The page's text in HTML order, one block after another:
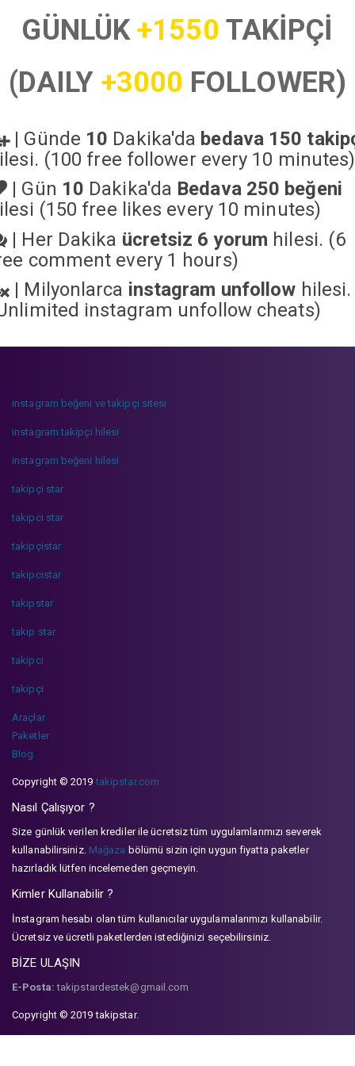
GÜNLÜK+1550 TAKİPÇİ
(DAILY +3000 FOLLOWER)
| Günde 10 Dakika'da bedava 150
(100 free follower every 10 minutes)
| Gün 10 Dakika'da Bedava 250 beğeni
(150 free likes every 10 minutes)
| Her Dakika ücretsiz 6 yorum hilesi. (6
comment every 1 hours)
| Milyonlarca instagram unfollow hilesi.
instagram unfollow cheats)
instagram beğeni ve takipçi sitesi
instagram takipçi hilesi
instagram beğeni hilesi
takipçi star
takipci star
takipçistar
takipcistar
takipstar
takip star
takipci
takipçi
Araçlar
Paketler
Blog
Copyright © 2019takipstar.com
Nasıl Çalışıyor ?
Size günlük verilen krediler ile ücretsiz tüm uygulamlarımızı severek
kullanabilirsiniz. Mağaza bölümü sizin için uygun fiyatta paketler
hazırladık lütfen incelemeden geçmeyin.
Kimler Kullanabilir ?
İnstagram hesabı olan tüm kullanıcılar uygulamalarımızı kullanabilir.
Ücretsiz ve ücretli paketlerden istediğinizi seçebilirsiniz.
BİZE ULAŞIN
E-Posta: takipstardestek@gmail.com
Copyright © 2019 takipstar.